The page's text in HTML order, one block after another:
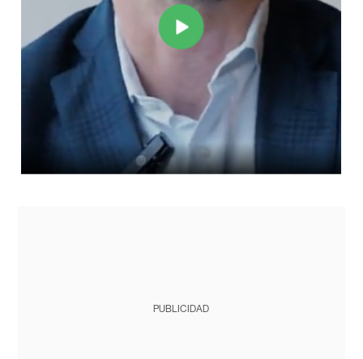
PUBLICIDAD